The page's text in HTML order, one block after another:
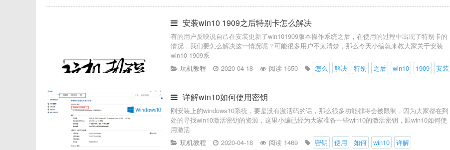
安装win10 1909之后特别卡怎么解决
有的用户反映说自己在安装更新了win101909版本操作系统之后，在使用的过程中出现了特别卡的
情况，我们要怎么解决这一情况呢？可能很多用户不太清楚，那么今天小编就来教大家关于安装
win10 1909系
玩机教程
2020-04-18 阅读 1650 怎么 解决 特别 之后 win10 1909 安装
详解win10如何使用密钥
刚安装上的windows10系统，要是没有激活码的话，那么很多功能都将会被限制，因为大家都在到
处的寻找win10激活密钥的资源，这里小编已经为大家准备一些win10的激活密钥，跟win10如何使
用激活
玩机教程
2020-04-18 阅读 1469 密钥 使用 如何 win10 详解